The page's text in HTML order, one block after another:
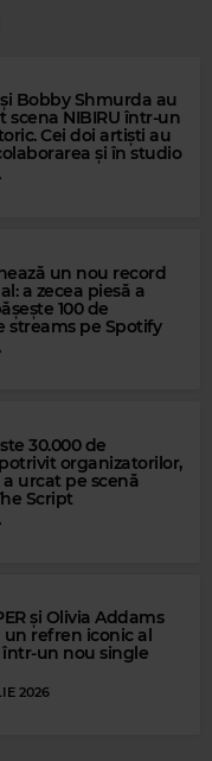
Bobby Shmurda au
scena NIBIRU într-un
Cei doi artiști au
și în studio
un nou record
a zecea piesă a
100 de
streams pe Spotify
30.000 de
organizatorilor,
a urcat pe scenă
Script
și Olivia Addams
refren iconic al
într-un nou single
2026